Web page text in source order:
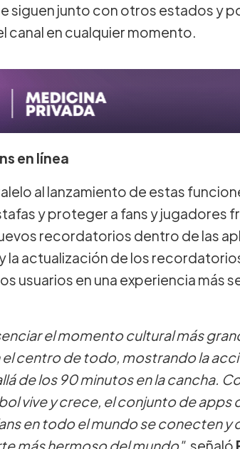
siguen junto con otros estados y
canal en cualquier momento.
en línea
al lanzamiento de estas
y proteger a fans y jugadores
recordatorios dentro de las
la actualización de los
usuarios en una experiencia más
el momento cultural más
centro de todo, mostrando la
de los 90 minutos en la cancha.
vive y crece, el conjunto de apps
en todo el mundo se conecten y
más hermoso del mundo", señaló